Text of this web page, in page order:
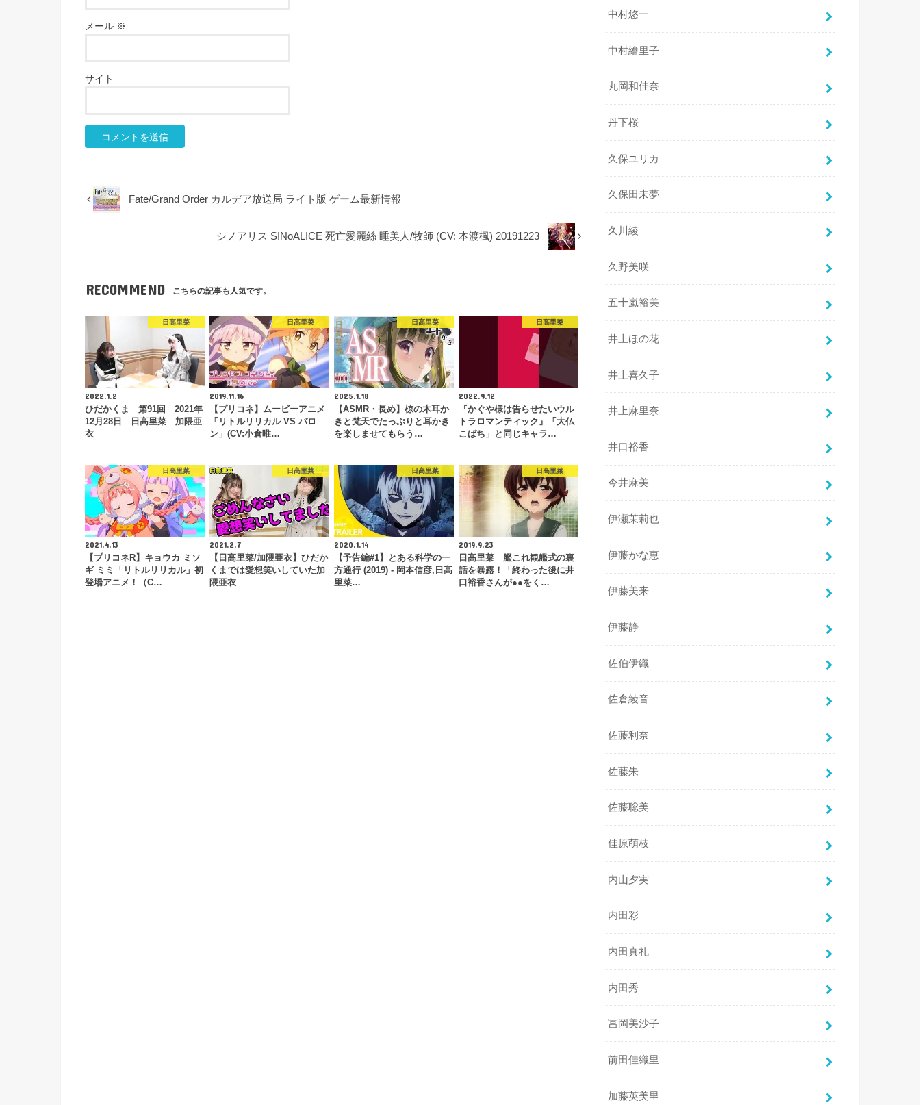
メール ※
サイト
Fate/Grand Order カルデア放送局 ライト版 ゲーム最新情報
シノアリス SINoALICE 死亡愛麗絲 睡美人/牧師 (CV: 本渡楓) 20191223
RECOMMEND こちらの記事も人気です。
日高里菜
2022.1.2
ひだかくま 第91回 2021年
12月28日 日高里菜 加隈亜
衣
日高里菜
2019.11.16
【プリコネ】ムービーアニメ
「リトルリリカル VS バロ
ン」(CV:小倉唯…
日高里菜
2025.1.18
【ASMR・長め】椋の木耳か
きと梵天でたっぷりと耳かき
を楽しませてもらう…
日高里菜
2022.9.12
『かぐや様は告らせたいウル
トラロマンティック』「大仏
こばち」と同じキャラ…
日高里菜
2021.4.13
【プリコネR】キョウカ ミソ
ギ ミミ「リトルリリカル」初
登場アニメ！（C…
日高里菜
2021.2.7
【日高里菜/加隈亜衣】ひだか
くまでは愛想笑いしていた加
隈亜衣
日高里菜
2020.1.14
【予告編#1】とある科学の一
方通行 (2019) - 岡本信彦,日高
里菜…
日高里菜
2019.9.23
日高里菜 艦これ観艦式の裏
話を暴露！「終わった後に井
口裕香さんが●●をく…
中村悠一
中村繪里子
丸岡和佳奈
丹下桜
久保ユリカ
久保田未夢
久川綾
久野美咲
五十嵐裕美
井上ほの花
井上喜久子
井上麻里奈
井口裕香
今井麻美
伊瀬茉莉也
伊藤かな恵
伊藤美来
伊藤静
佐伯伊織
佐倉綾音
佐藤利奈
佐藤朱
佐藤聡美
佳原萌枝
内山夕実
内田彩
内田真礼
内田秀
冨岡美沙子
前田佳織里
加藤英美里